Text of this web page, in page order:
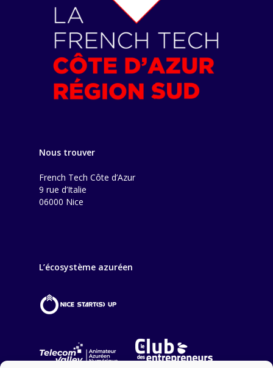
Nous trouver
French Tech Côte d’Azur
9 rue d’Italie
06000 Nice
L’écosystème azuréen